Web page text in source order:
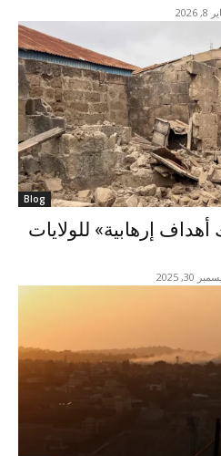
2026
Blog
إرهابية» للولايات
30, 2025